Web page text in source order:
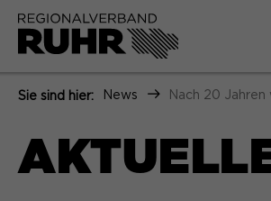
Sie sind hier: News Nach 20